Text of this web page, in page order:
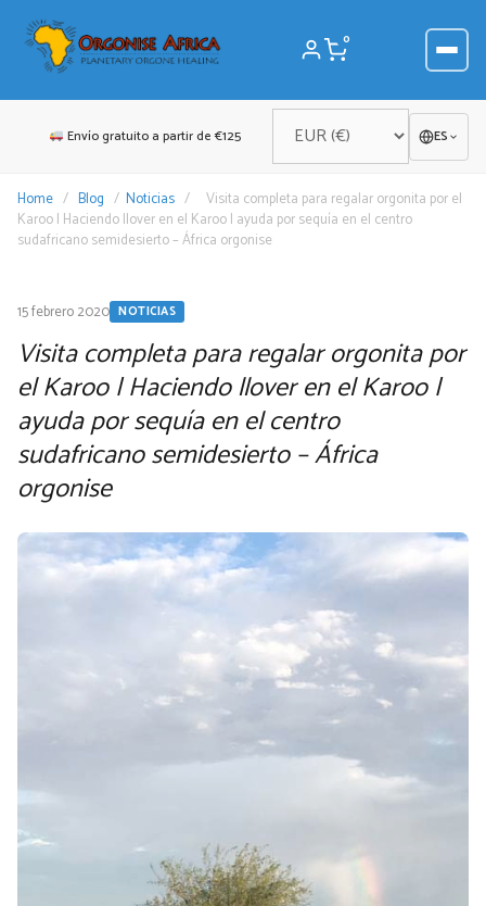
contenido
0
Envío gratuito a partir de €125 ES
Home / Blog / Noticias /
Visita completa para regalar orgonita por el
Karoo | Haciendo llover en el Karoo | ayuda por sequía en el centro
sudafricano semidesierto – África orgonise
15 febrero 2020 NOTICIAS
Visita completa para regalar orgonita por
el Karoo | Haciendo llover en el Karoo |
ayuda por sequía en el centro
sudafricano semidesierto – África
orgonise